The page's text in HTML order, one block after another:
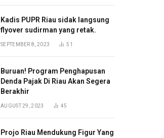
Kadis PUPR Riau sidak langsung
flyover sudirman yang retak.
SEPTEMBER 8, 2023 51
Buruan! Program Penghapusan
Denda Pajak Di Riau Akan Segera
Berakhir
AUGUST 29, 2023 45
Projo Riau Mendukung Figur Yang